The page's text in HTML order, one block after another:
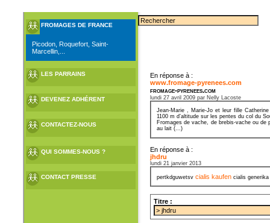
FROMAGES DE FRANCE
Picodon, Roquefort, Saint-
Marcellin,...
LES PARRAINS
DEVENEZ ADHÉRENT
CONTACTEZ-NOUS
QUI SOMMES-NOUS ?
CONTACT PRESSE
En réponse à :
www.fromage-pyrenees.com
fromage-pyrenees.com
lundi 27 avril 2009 par Nelly Lacoste
Jean-Marie , Marie-Jo et leur fille
1100 m d’altitude sur les pentes du col du
Fromages de vache, de brebis-vache ou
au lait (...)
En réponse à :
jhdru
lundi 21 janvier 2013
pertkdguwetsvcialis kaufen cialis
Titre :